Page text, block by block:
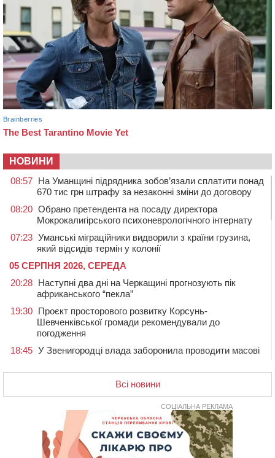
НОВИНИ
08:57 На Уманщині підрядника зобов’язали сплатити понад
670 тис грн штрафу за незаконні зміни до договору
08:20 Обрано претендента на посаду директора
Мокрокалигірського психоневрологічного інтернату
07:23 Уманські міграційники видворили з країни грузина,
який відсидів термін у колонії
05 СЕРПНЯ 2026, СЕРЕДА
20:28 Наступні два дні на Черкащині прогнозують пік
африканського “пекла”
19:30 Проєкт просторового розвитку Корсунь-
Шевченківської громади рекомендували до
погодження
18:45 У Звенигородці влада заборонила проводити масові
Боксерка з Черкащини готується до чемпіонату
Європи серед молоді
На Черкащині державі повернуть понад 2,6 га земель
природно-заповідного фонду
На Лисянщині проведуть в останню путь
полеглого внаслідок атаки FPV-дрона воїна
Всі новини
СОЦІАЛЬНА РЕКЛАМА